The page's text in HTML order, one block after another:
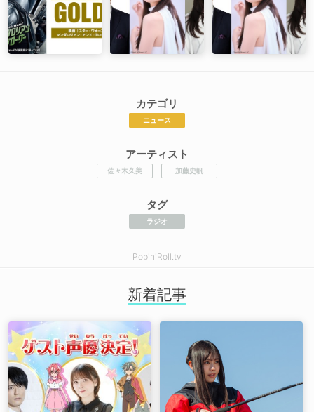
カテゴリ
ニュース
アーティスト
佐々木久美 加藤史帆
タグ
ラジオ
Pop'n'Roll.tv
新着記事